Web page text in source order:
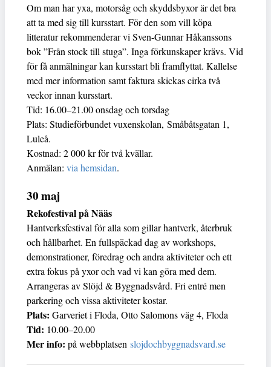
Om man har yxa, motorsåg och skyddsbyxor är det bra
att ta med sig till kursstart. För den som vill köpa
litteratur rekommenderar vi Sven-Gunnar Håkanssons
bok ”Från stock till stuga”. Inga förkunskaper krävs. Vid
för få anmälningar kan kursstart bli framflyttat. Kallelse
med mer information samt faktura skickas cirka två
veckor innan kursstart.
Tid: 16.00–21.00 onsdag och torsdag
Plats: Studieförbundet vuxenskolan, Småbåtsgatan 1,
Luleå.
Kostnad: 2 000 kr för två kvällar.
Anmälan: via hemsidan.
30 maj
Rekofestival på Nääs
Hantverksfestival för alla som gillar hantverk, återbruk
och hållbarhet. En fullspäckad dag av workshops,
demonstrationer, föredrag och andra aktiviteter och ett
extra fokus på yxor och vad vi kan göra med dem.
Arrangeras av Slöjd & Byggnadsvård. Fri entré men
parkering och vissa aktiviteter kostar.
Plats: Garveriet i Floda, Otto Salomons väg 4, Floda
Tid: 10.00–20.00
Mer info: på webbplatsen slojdochbyggnadsvard.se